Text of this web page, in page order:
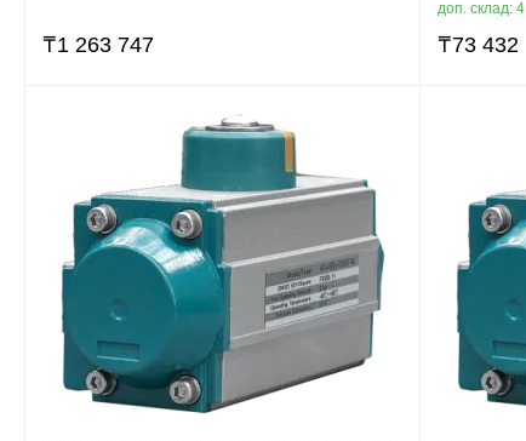
₸1 263 747
доп. склад: 4
₸73 432